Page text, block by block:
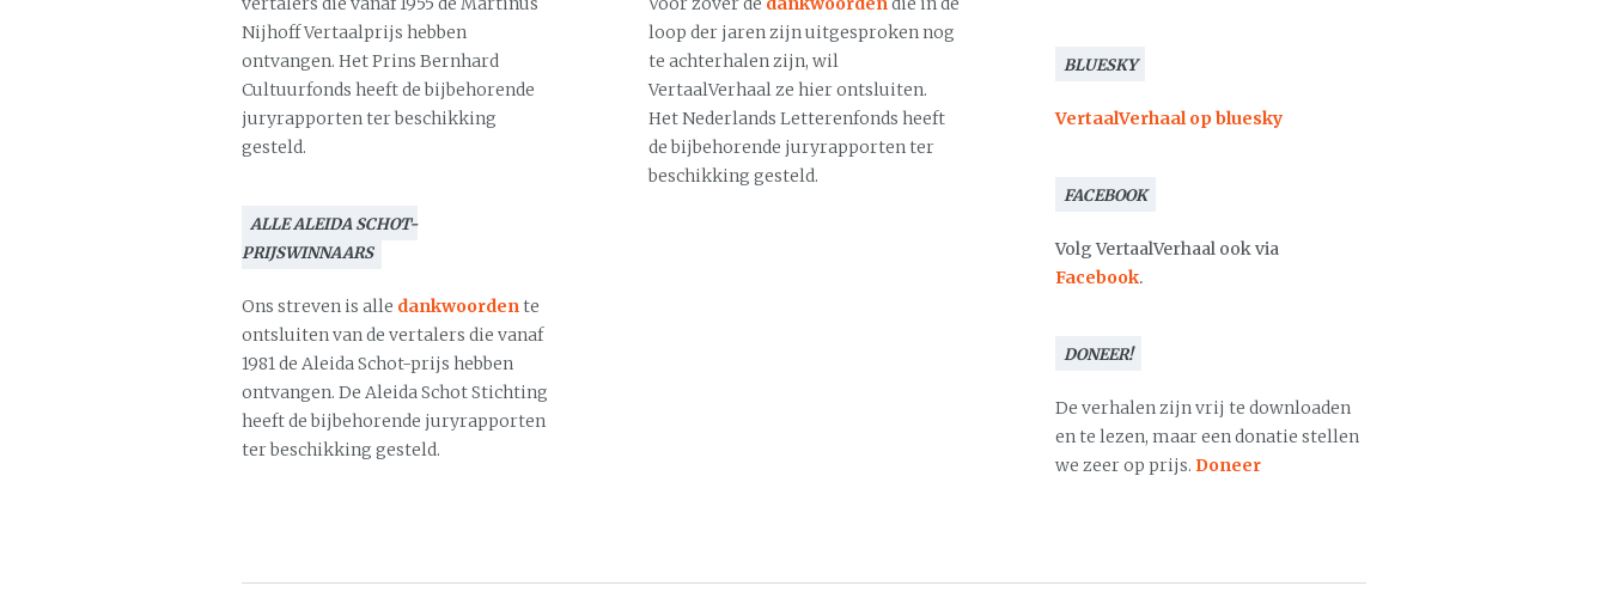
Nijhoff Vertaalprijs hebben
ontvangen. Het Prins Bernhard
Cultuurfonds heeft de bijbehorende
juryrapporten ter beschikking
gesteld.
ALLE ALEIDA SCHOT-
PRIJSWINNAARS
Ons streven is alle dankwoordente
ontsluiten van de vertalers die vanaf
1981 de Aleida Schot-prijs hebben
ontvangen. De Aleida Schot Stichting
heeft de bijbehorende juryrapporten
ter beschikking gesteld.
loop der jaren zijn uitgesproken nog
te achterhalen zijn, wil
VertaalVerhaal ze hier ontsluiten.
Het Nederlands Letterenfonds heeft
de bijbehorende juryrapporten ter
beschikking gesteld.
BLUESKY
VertaalVerhaal op bluesky
FACEBOOK
Volg VertaalVerhaal ook via
Facebook.
DONEER!
De verhalen zijn vrij te downloaden
en te lezen, maar een donatie stellen
we zeer op prijs. Doneer